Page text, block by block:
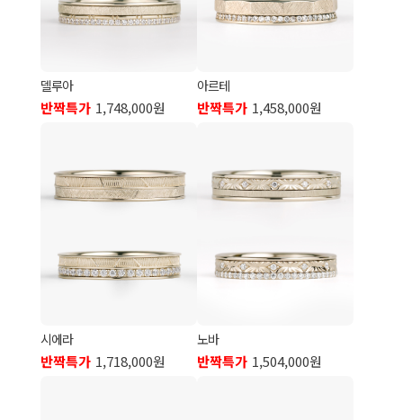
델루아
반짝특가 1,748,000원
아르테
반짝특가 1,458,000원
시에라
반짝특가 1,718,000원
노바
반짝특가 1,504,000원